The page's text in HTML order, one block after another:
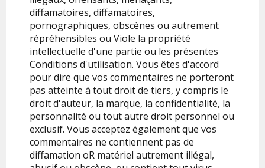
diffamatoires, diffamatoires,
pornographiques, obscènes ou autrement
répréhensibles ou Viole la propriété
intellectuelle d'une partie ou les présentes
Conditions d'utilisation. Vous êtes d'accord
pour dire que vos commentaires ne porteront
pas atteinte à tout droit de tiers, y compris le
droit d'auteur, la marque, la confidentialité, la
personnalité ou tout autre droit personnel ou
exclusif. Vous acceptez également que vos
commentaires ne contiennent pas de
diffamation oR matériel autrement illégal,